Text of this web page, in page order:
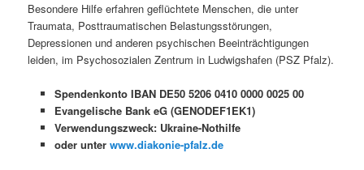
Besondere Hilfe erfahren geflüchtete Menschen, die unter
Traumata, Posttraumatischen Belastungsstörungen,
Depressionen und anderen psychischen Beeinträchtigungen
leiden, im Psychosozialen Zentrum in Ludwigshafen (PSZ Pfalz).
Spendenkonto IBAN DE50 5206 0410 0000 0025 00
Evangelische Bank eG (GENODEF1EK1)
Verwendungszweck: Ukraine-Nothilfe
oder unter www.diakonie-pfalz.de